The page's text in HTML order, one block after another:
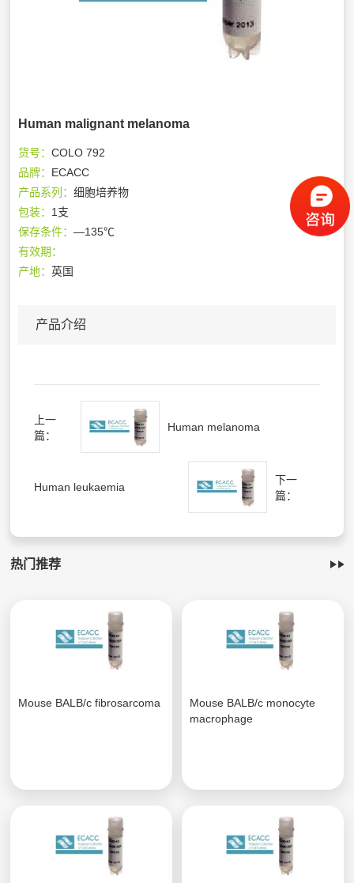
Human malignant melanoma
货号：COLO 792
品牌： ECACC
产品系列：细胞培养物
包装： 1支
保存条件：—135℃
有效期：
产地：英国
产品介绍
上一
篇：
Human melanoma
Human leukaemia
下一
篇：
热门推荐
Mouse BALB/c fibrosarcoma
Mouse BALB/c monocyte
macrophage